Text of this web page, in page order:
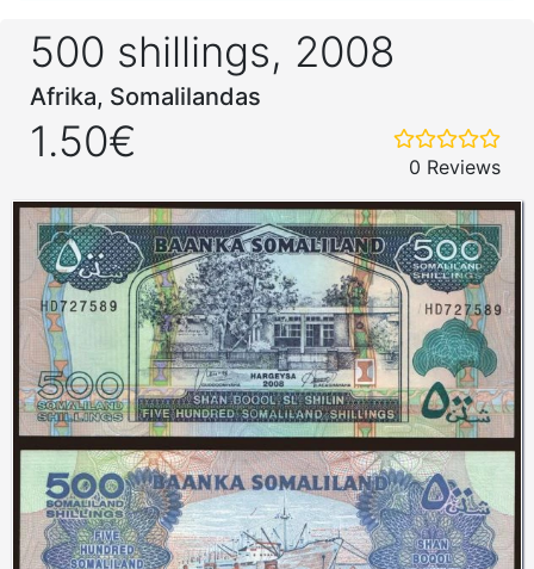
500 shillings, 2008
Afrika, Somalilandas
1.50€
0 Reviews